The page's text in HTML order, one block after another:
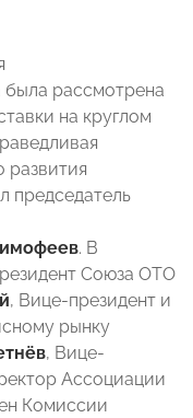
рассмотрена
на круглом
развития
председатель
. В
Союза ОТО
, Вице-президент и
рынку
, Вице-
Ассоциации
Комиссии